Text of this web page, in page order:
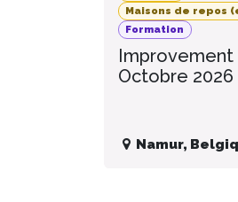
Maisons de repos
Formation
Improvement
Octobre 2026
Namur,